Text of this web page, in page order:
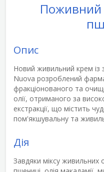
Поживний
Опис
Новий живильний крем із
Nuova розроблений
фракціонованого та
олії, отриманого за
екстракції, що містить
пом'якшувальну та
Дія
Завдяки міксу живильних